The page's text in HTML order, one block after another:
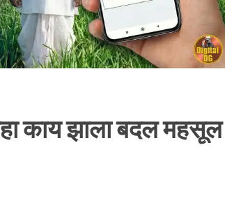
काय झाला बदल महसूल